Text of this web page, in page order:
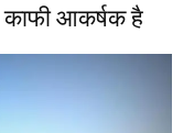
काफी आकर्षक है